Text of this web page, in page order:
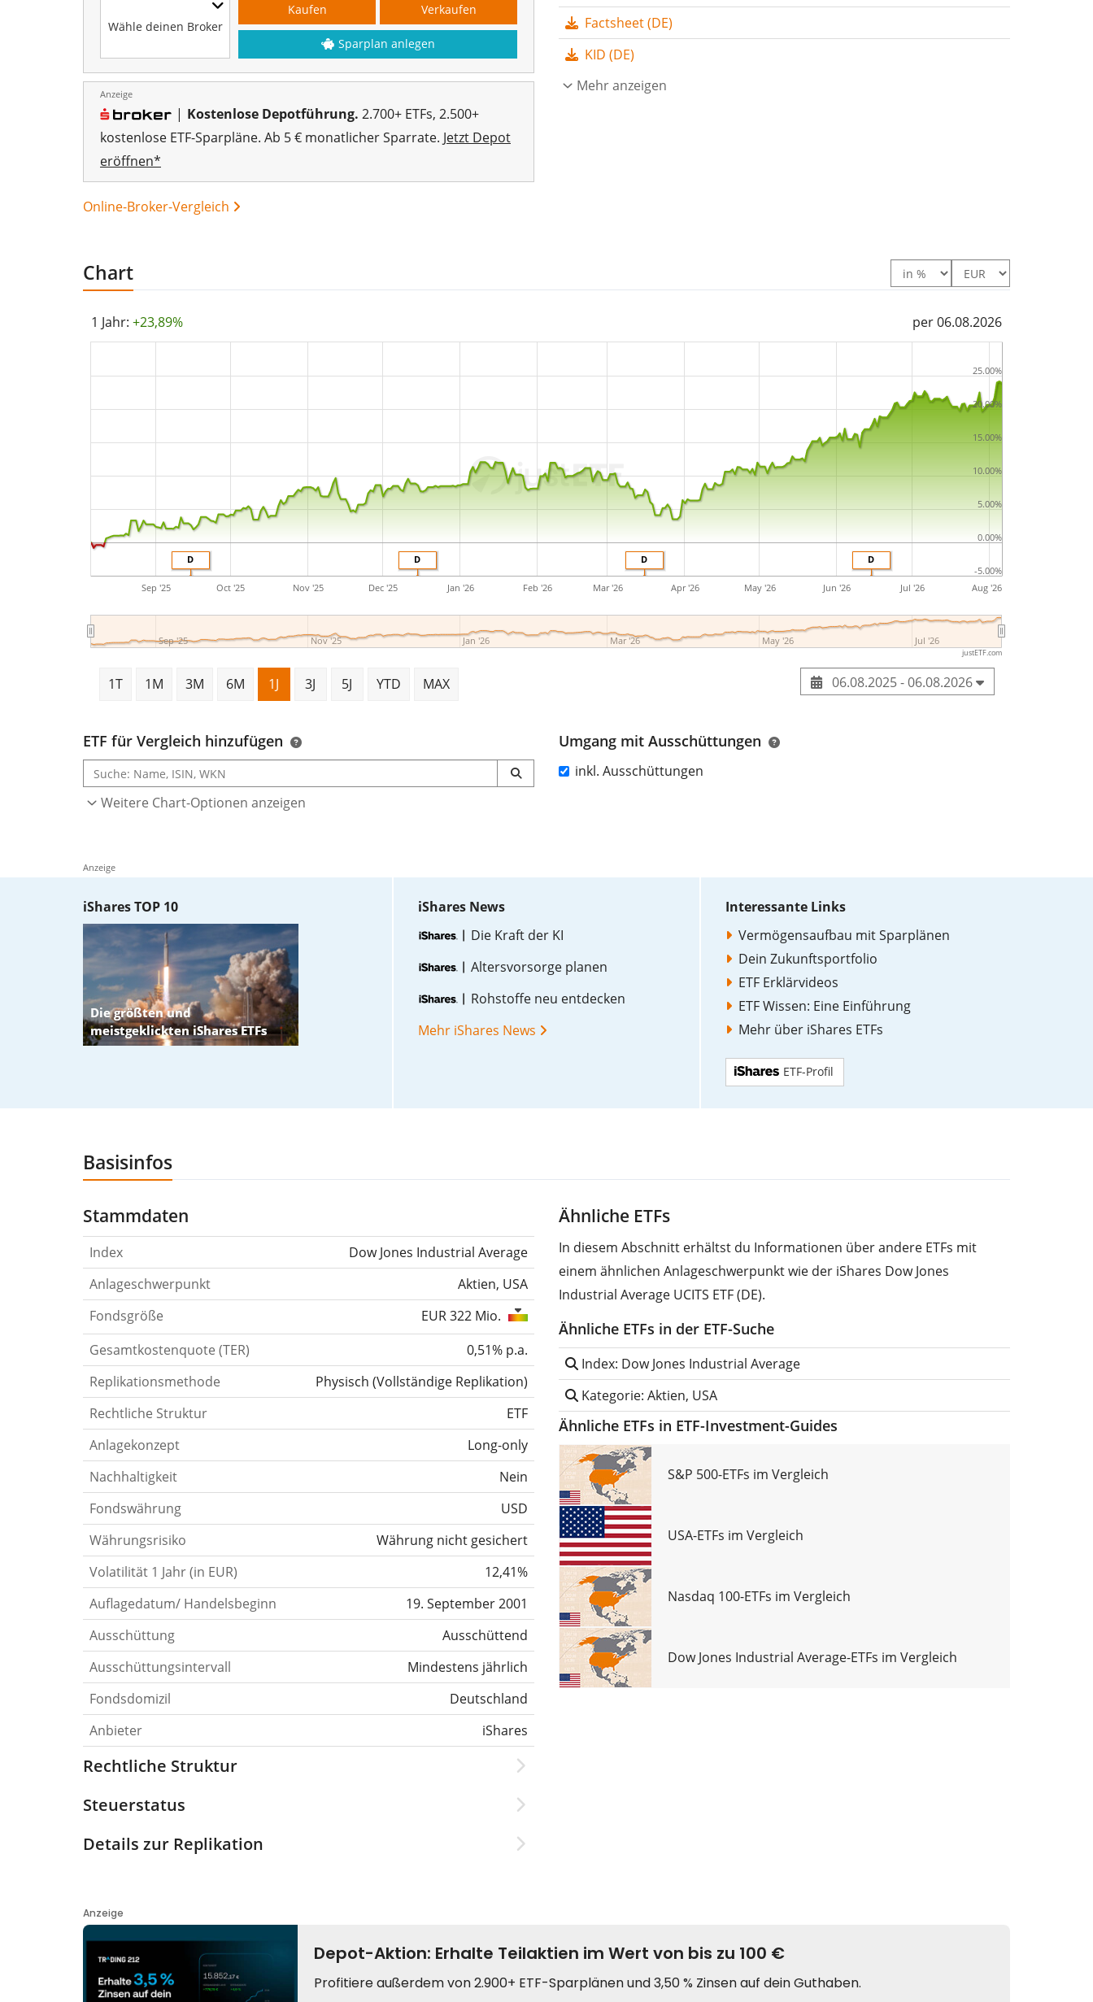
Wähle deinen Broker
Kaufen Verkaufen
Sparplan anlegen
Anzeige
| Kostenlose Depotführung. 2.700+ ETFs, 2.500+
kostenlose ETF-Sparpläne. Ab 5 € monatlicher Sparrate. Jetzt Depot
eröffnen*
Online-Broker-Vergleich
Der iShares Dow Jones Industrial Average UCITS ETF (DE) hat ein
Fondsvolumen von 322 Mio. Euro
2001 in Deutschland aufgelegt
Factsheet (DE)
KID (DE)
Mehr anzeigen
Chart
1 Jahr: +23,89% per 06.08.2026
D
D
D
D
Sep '25 Oct '25 Nov '25 Dec '25 Jan '26 Feb '26 Mar '26 Apr '26 May '26 Jun '26 Jul '26 Aug '26
Sep '25 Nov '25 Jan '26 Mar '26 May '26 Jul '26
-5.00%
0.00%
5.00%
10.00%
15.00%
20.00%
25.00%
justETF.com
1T 1M 3M 6M 1J 3J 5J YTD MAX 06.08.2025 - 06.08.2026
ETF für Vergleich hinzufügen Umgang mit Ausschüttungen
inkl. Ausschüttungen
Weitere Chart-Optionen anzeigen
Anzeige
iShares TOP 10
iShares News
Die Kraft der KI
Altersvorsorge planen
Rohstoffe neu entdecken
Mehr iShares News
Interessante Links
Vermögensaufbau mit Sparplänen
Dein Zukunftsportfolio
ETF Erklärvideos
ETF Wissen: Eine Einführung
Mehr über iShares ETFs
ETF-Profil
Basisinfos
Stammdaten
Index
Dow Jones Industrial Average
Anlageschwerpunkt
Aktien, USA
Fondsgröße
EUR 322 Mio.
Gesamtkostenquote (TER)
0,51% p.a.
Replikationsmethode
Physisch (Vollständige Replikation)
Rechtliche Struktur
ETF
Anlagekonzept
Long-only
Nachhaltigkeit
Nein
Fondswährung
USD
Währungsrisiko
Währung nicht gesichert
Volatilität 1 Jahr (in EUR)
12,41%
Auflagedatum/ Handelsbeginn
19. September 2001
Ausschüttung
Ausschüttend
Ausschüttungsintervall
Mindestens jährlich
Fondsdomizil
Deutschland
Anbieter
iShares
Rechtliche Struktur
Steuerstatus
Details zur Replikation
Ähnliche ETFs
In diesem Abschnitt erhältst du Informationen über andere ETFs mit
einem ähnlichen Anlageschwerpunkt wie der iShares Dow Jones
Industrial Average UCITS ETF (DE).
Ähnliche ETFs in der ETF-Suche
Index: Dow Jones Industrial Average
Kategorie: Aktien, USA
Ähnliche ETFs in ETF-Investment-Guides
S&P 500-ETFs im Vergleich
USA-ETFs im Vergleich
Nasdaq 100-ETFs im Vergleich
Dow Jones Industrial Average-ETFs im Vergleich